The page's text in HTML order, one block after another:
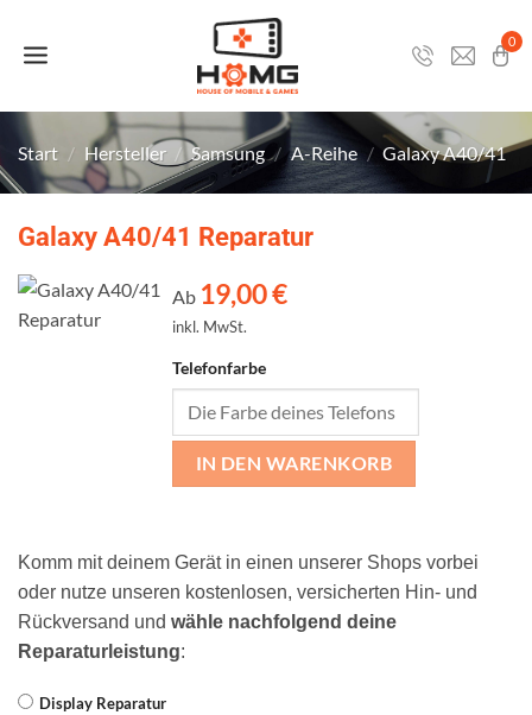
Inhalt
0
Start / Hersteller / Samsung / A-Reihe / Galaxy A40/41
Galaxy A40/41 Reparatur
Komm mit deinem Gerät in einen unserer Shops vorbei
oder nutze unseren kostenlosen, versicherten Hin- und
Rückversand und wähle nachfolgend deine
Reparaturleistung:
Display Reparatur
Telefonfarbe
IN DEN WARENKORB
Ab 19,00€
inkl. MwSt.